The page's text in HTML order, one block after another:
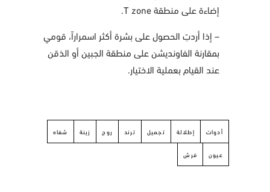
إضاءة على منطقة T zone.
– إذا أردتِ الحصول على بشرة أكثر اسمراراً، قومي
بمقارنة الفاونديشن على منطقة الجبين أو الذقن
عند القيام بعملية الاختيار.
أدوات إطلالة تجميل ترند روج زينة شفاه
عيون فرش